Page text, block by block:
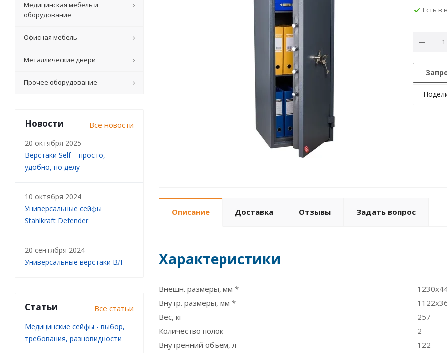
Есть в
Описание Доставка Отзывы Задать вопрос
Характеристики
Внешн. размеры, мм *
Внутр. размеры, мм *
Вес, кг
257
Количество полок
2
Внутренний объем, л
122
Медицинская мебель и
оборудование
Офисная мебель
Металлические двери
Прочее оборудование
Новости Все новости
20 октября 2025
Верстаки Self – просто,
удобно, по делу
10 октября 2024
Универсальные сейфы
Stahlkraft Defender
20 сентября 2024
Универсальные верстаки ВЛ
Статьи Все статьи
Медицинские сейфы - выбор,
требования, разновидности